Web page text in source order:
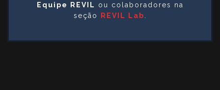
Equipe REVIL
ou colaboradores na
seção
REVIL Lab